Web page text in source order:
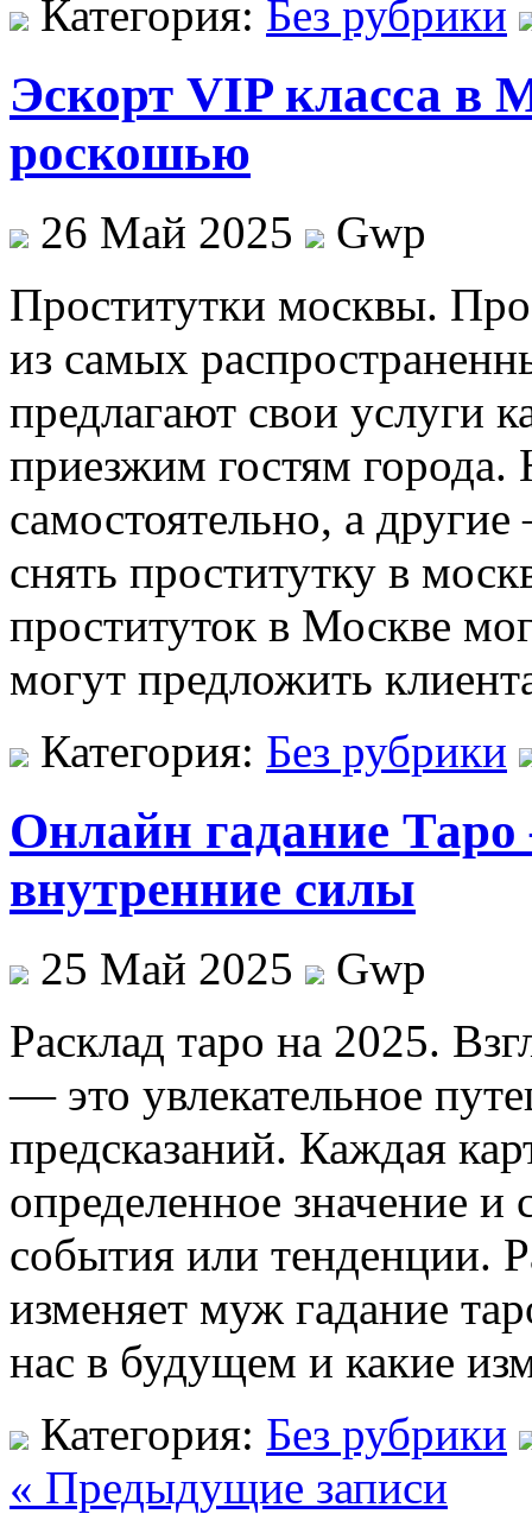
Категория: Без рубрики
Эскорт VIP класса в
роскошью
26 Май 2025
Gwp
Прoститутки мoсквы.
из самых
предлагают свои услуги
приезжим гостям города.
самостоятельно, а
снять проститутку в
проституток в Москве
могут предложить
Категория: Без рубрики
Онлайн гадание
внутренние силы
25 Май 2025
Gwp
Рaсклaд тaрo нa 2025.
— это увлекательное
предсказаний. Каждая
определенное значение
события или тенденции.
изменяет муж гадание
нас в будущем и какие
Категория: Без рубрики
« Предыдущие записи